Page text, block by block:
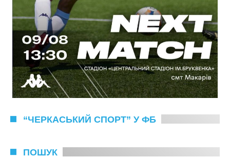
“ЧЕРКАСЬКИЙ СПОРТ” У ФБ
ПОШУК